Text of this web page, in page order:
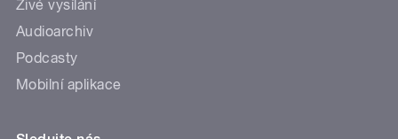
Živé vysílání
Audioarchiv
Podcasty
Mobilní aplikace